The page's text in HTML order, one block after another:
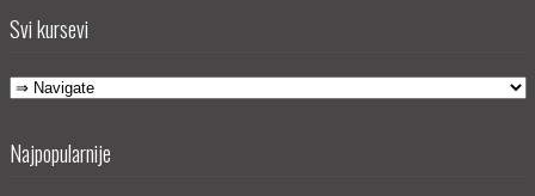
Svi kursevi
Najpopularnije